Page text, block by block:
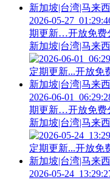
2026-05-
期更新…开放免费
新加坡|台湾|马来
2026-06-
期更新…开放免费
新加坡|台湾|马来
2026-05-